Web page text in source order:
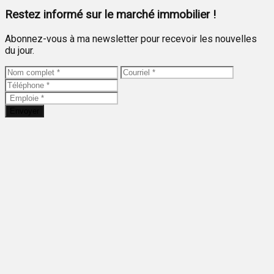
Restez informé sur le marché immobilier !
Abonnez-vous à ma newsletter pour recevoir les nouvelles
du jour.